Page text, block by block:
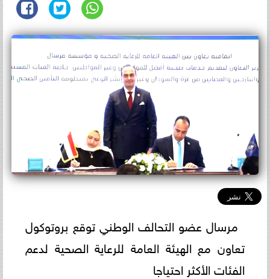
مرسال عضو التحالف الوطني توقع بروتوكول
تعاون مع الهيئة العامة للرعاية الصحية لدعم
الفئات الأكثر احتياجا